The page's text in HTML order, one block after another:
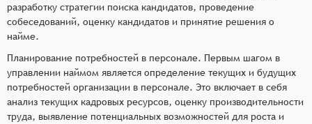
разработку стратегии поиска кандидатов, проведение
собеседований, оценку кандидатов и принятие решения о
найме.
Планирование потребностей в персонале. Первым шагом в
управлении наймом является определение текущих и будущих
потребностей организации в персонале. Это включает в себя
анализ текущих кадровых ресурсов, оценку производительности
труда, выявление потенциальных возможностей для роста и